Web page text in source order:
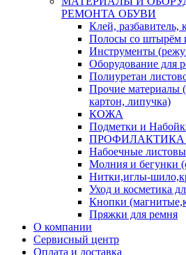
РЕМОНТА ОБУВИ
Клей,
Полосы со штырём
Инструменты
Оборудование для
Полиуретан
Прочие материалы
картон, липучка)
КОЖА
Подметки и
Набоечные
Молния и бегунки
Нитки,иглы-
Уход и косметика
Кнопки
Пряжки для ремня
О компании
Сервисный центр
Оплата и доставка